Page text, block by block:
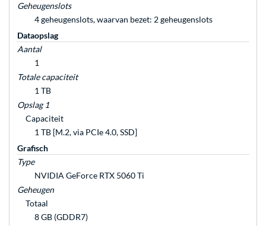
Geheugenslots
4 geheugenslots, waarvan bezet: 2 geheugenslots
Dataopslag
Aantal
1
Totale capaciteit
1 TB
Opslag 1
Capaciteit
1 TB [M.2, via PCIe 4.0, SSD]
Grafisch
Type
NVIDIA GeForce RTX 5060 Ti
Geheugen
Totaal
8 GB (GDDR7)